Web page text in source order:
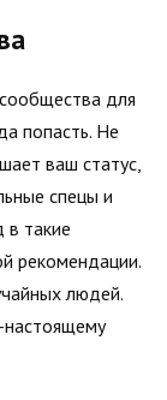
для
попасть. Не
ваш статус,
спецы и
в такие
рекомендации.
людей.
настоящему